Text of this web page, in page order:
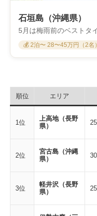
石垣島（沖縄県）
5月は梅雨前のベストタ
💰 2泊〜 28〜45万円（2名）
順位 エリア
1位
上高地（長野
県）
2位
宮古島（沖縄
県）
3位
軽井沢（長野
県）